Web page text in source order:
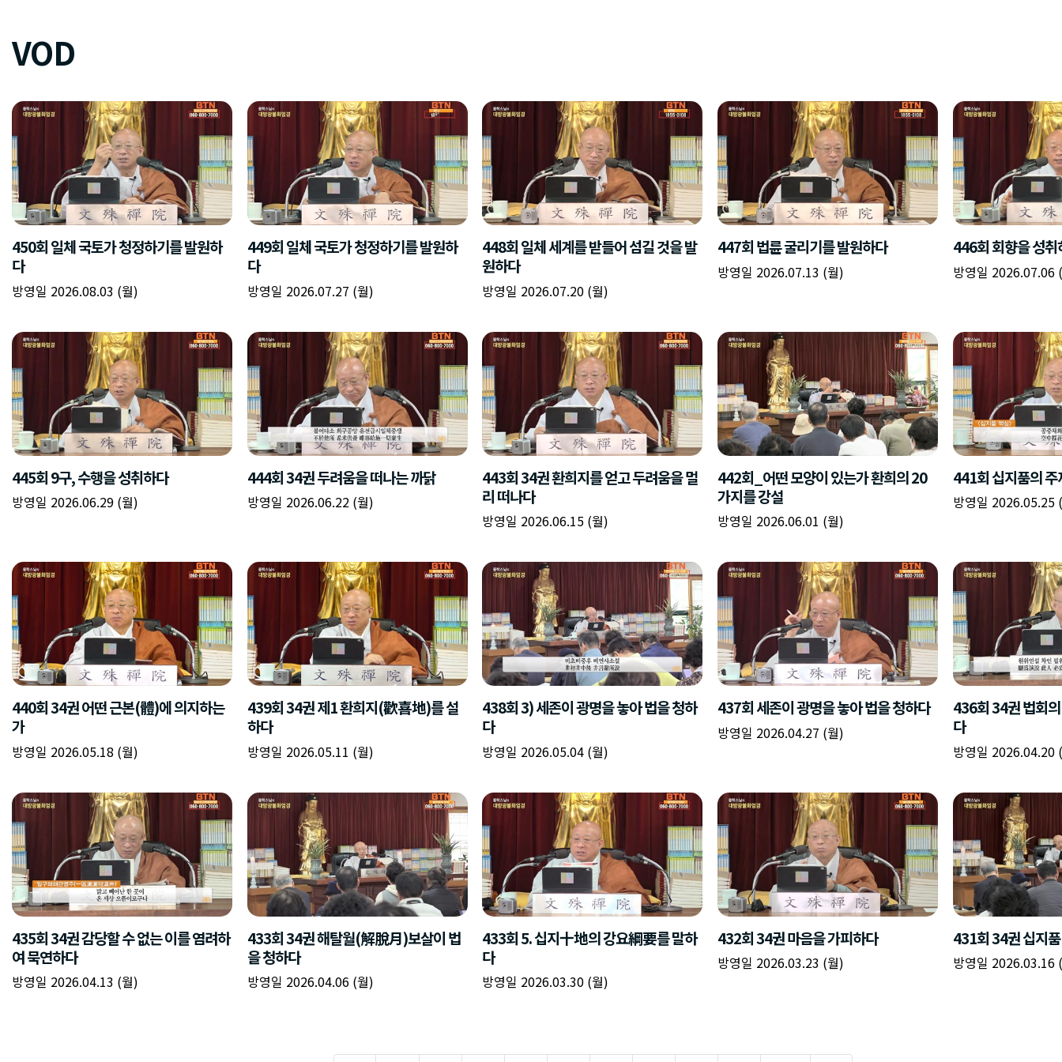
VOD
450회 일체 국토가 청정하기를 발원하
다
방영일 2026.08.03 (월)
449회 일체 국토가 청정하기를 발원하
다
방영일 2026.07.27 (월)
448회 일체 세계를 받들어 섬길 것을 발
원하다
방영일 2026.07.20 (월)
447회 법륜 굴리기를 발원하다
방영일 2026.07.13 (월)
446회 회향을 성취
방영일 2026.07.06
445회 9구, 수행을 성취하다
방영일 2026.06.29 (월)
444회 34권 두려움을 떠나는 까닭
방영일 2026.06.22 (월)
443회 34권 환희지를 얻고 두려움을 멀
리 떠나다
방영일 2026.06.15 (월)
442회_어떤 모양이 있는가 환희의 20
가지를 강설
방영일 2026.06.01 (월)
441회 십지품의 주
방영일 2026.05.25
440회 34권 어떤 근본(體)에 의지하는
가
방영일 2026.05.18 (월)
439회 34권 제1 환희지(歡喜地)를 설
하다
방영일 2026.05.11 (월)
438회 3) 세존이 광명을 놓아 법을 청하
다
방영일 2026.05.04 (월)
437회 세존이 광명을 놓아 법을 청하다
방영일 2026.04.27 (월)
436회 34권 법회
다
방영일 2026.04.20
435회 34권 감당할 수 없는 이를 염려하
여 묵연하다
방영일 2026.04.13 (월)
433회 34권 해탈월(解脫月)보살이 법
을 청하다
방영일 2026.04.06 (월)
433회 5. 십지十地의 강요綱要를 말하
다
방영일 2026.03.30 (월)
432회 34권 마음을 가피하다
방영일 2026.03.23 (월)
431회 34권 십지
방영일 2026.03.16